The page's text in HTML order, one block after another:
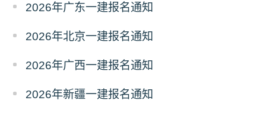
2026年广东一建报名通知
2026年北京一建报名通知
2026年广西一建报名通知
2026年新疆一建报名通知